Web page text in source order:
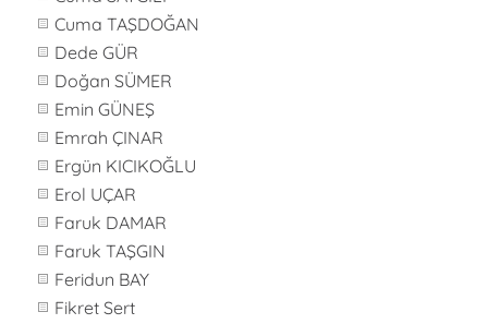
Cuma TAŞDOĞAN
Dede GÜR
Doğan SÜMER
Emin GÜNEŞ
Emrah ÇINAR
Ergün KICIKOĞLU
Erol UÇAR
Faruk DAMAR
Faruk TAŞGIN
Feridun BAY
Fikret Sert